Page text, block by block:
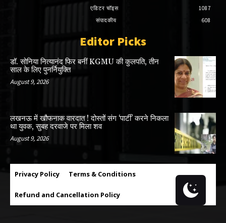
एडिटर चॉइस
1087
संपादकीय
608
Editor Picks
डॉ. सोनिया नित्यानंद फिर बनीं KGMU की कुलपति, तीन
साल के लिए पुनर्नियुक्ति
August 9, 2026
लखनऊ में खौफनाक वारदात ! दोस्तों संग ‘पार्टी’ करने निकला
था युवक, सुबह दरवाजे पर मिला शव
August 9, 2026
Privacy Policy Terms & Conditions
Refund and Cancellation Policy